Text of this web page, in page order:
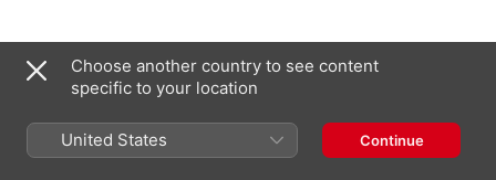
Music Videos
Choose another country to see content
specific to your location
United States Continue